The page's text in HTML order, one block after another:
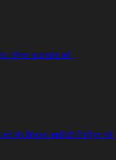
परिणाम डाउनलोड करें।
और विज़ुअल क्वालिटी नियंत्रित रखें।